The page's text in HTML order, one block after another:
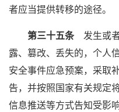
者应当提供转移的途径。
第三十五条发生或者
露、篡改、丢失的，个人
安全事件应急预案，采取
告，并按照国家有关规定
信息推送等方式告知受影